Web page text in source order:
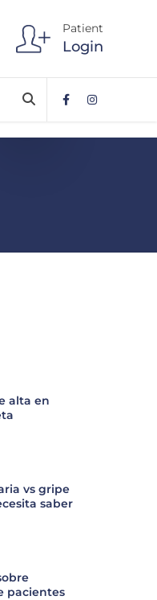
Patient
Login
alta en
vs gripe
saber
pacientes